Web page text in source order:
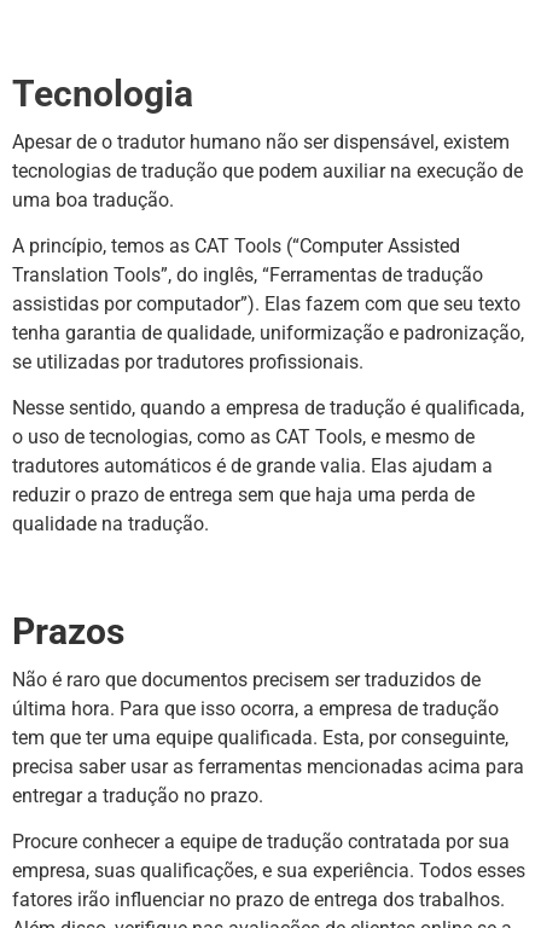
Tecnologia
Apesar de o tradutor humano não ser dispensável, existem
tecnologias de tradução que podem auxiliar na execução de
uma boa tradução.
A princípio, temos as CAT Tools (“Computer Assisted
Translation Tools”, do inglês, “Ferramentas de tradução
assistidas por computador”). Elas fazem com que seu texto
tenha garantia de qualidade, uniformização e padronização,
se utilizadas por tradutores profissionais.
Nesse sentido, quando a empresa de tradução é qualificada,
o uso de tecnologias, como as CAT Tools, e mesmo de
tradutores automáticos é de grande valia. Elas ajudam a
reduzir o prazo de entrega sem que haja uma perda de
qualidade na tradução.
Prazos
Não é raro que documentos precisem ser traduzidos de
última hora. Para que isso ocorra, a empresa de tradução
tem que ter uma equipe qualificada. Esta, por conseguinte,
precisa saber usar as ferramentas mencionadas acima para
entregar a tradução no prazo.
Procure conhecer a equipe de tradução contratada por sua
empresa, suas qualificações, e sua experiência. Todos esses
fatores irão influenciar no prazo de entrega dos trabalhos.